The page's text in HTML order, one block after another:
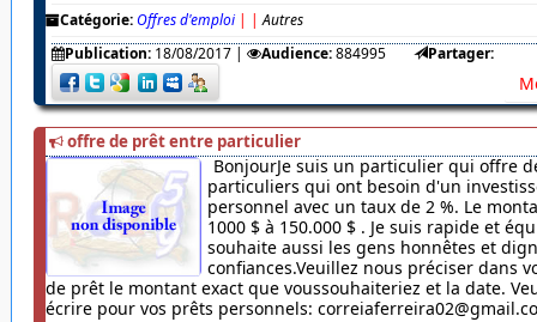
Catégorie:Offres d'emploi | | Autres
Publication: 18/08/2017| Audience:884995 Partager:
offre de prêt entre particulier
BonjourJe suis un particulier qui offre
particuliers qui ont besoin d'un
personnel avec un taux de 2 %. Le
1000 $ à 150.000 $ . Je suis rapide et
souhaite aussi les gens honnêtes et
confiances.Veuillez nous préciser dans
de prêt le montant exact que voussouhaiteriez et la date.
écrire pour vos prêts personnels: